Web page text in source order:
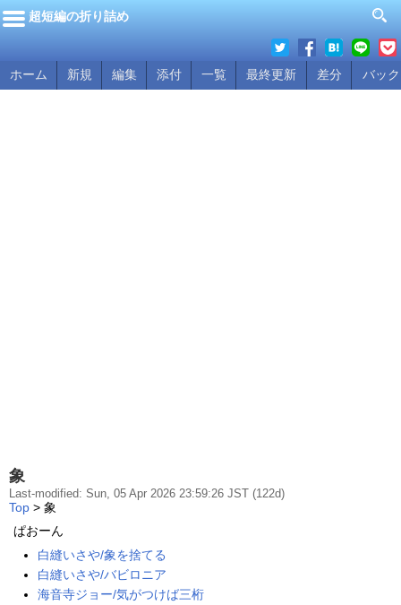
超短編の折り詰め
ホーム 新規 編集 添付 一覧 最終更新 差分 バッ
象
Last-modified: Sun, 05 Apr 2026 23:59:26 JST (122d)
Top > 象
ぱおーん
白縫いさや/象を捨てる
白縫いさや/バビロニア
海音寺ジョー/気がつけば三桁